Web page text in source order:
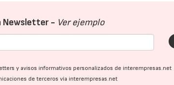
Newsletter - Ver ejemplo
y avisos informativos personalizados de interempresas.net
de terceros vía interempresas.net